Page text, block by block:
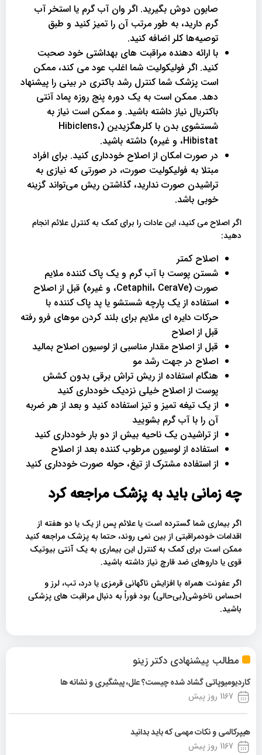
مطالب پیشنهادی دکتر زینو
کاردیومیوپاتی گشاد شده چیست؟ علل، پیشگیری و نشانه ها
1167 روز پیش
هیپرکالمی و نکات مهمی که باید بدانید
1167 روز پیش
صابون دوش بگیرید. اگر وان آب گرم یا استخر آب
گرم دارید، به طور مرتب آن را تمیز کنید و طبق
توصیه‌ها کلر اضافه کنید.
با ارائه دهنده مراقبت های بهداشتی خود صحبت
کنید. اگر فولیکولیت شما اغلب عود می کند، ممکن
است پزشک شما کنترل رشد باکتری در بینی را پیشنهاد
دهد. ممکن است به یک دوره پنج روزه پماد آنتی
باکتریال نیاز داشته باشید. و ممکن است نیاز به
شستشوی بدن با کلرهگزیدین (Hibiclens،
Hibistat، و غیره) داشته باشید.
در صورت امکان از اصلاح خودداری کنید. برای افراد
مبتلا به فولیکولیت صورت، در صورتی که نیازی به
تراشیدن صورت ندارید، گذاشتن ریش می‌تواند گزینه
خوبی باشد.
اگر اصلاح می کنید، این عادات را برای کمک به کنترل علائم انجام
دهید:
اصلاح کمتر
شستن پوست با آب گرم و یک پاک کننده ملایم
صورت (Cetaphil، CeraVe، و غیره) قبل از اصلاح
استفاده از یک پارچه شستشو یا پد پاک کننده با
حرکات دایره ای ملایم برای بلند کردن موهای فرو رفته
قبل از اصلاح
قبل از اصلاح مقدار مناسبی از لوسیون اصلاح بمالید
اصلاح در جهت رشد مو
هنگام استفاده از ریش تراش برقی بدون کشش
پوست از اصلاح خیلی نزدیک خودداری کنید
از یک تیغه تمیز و تیز استفاده کنید و بعد از هر ضربه
آن را با آب گرم بشویید
از تراشیدن یک ناحیه بیش از دو بار خودداری کنید
استفاده از لوسیون مرطوب کننده بعد از اصلاح
از استفاده مشترک از تیغ، حوله صورت خودداری کنید
چه زمانی باید به پزشک مراجعه کرد
اگر بیماری شما گسترده است یا علائم پس از یک یا دو هفته از
اقدامات خودمراقبتی از بین نمی روند، حتما به پزشک مراجعه کنید
ممکن است برای کمک به کنترل این بیماری به یک آنتی بیوتیک
قوی یا داروهای ضد قارچ نیاز داشته باشید.
اگر عفونت همراه با افزایش ناگهانی قرمزی یا درد، تب، لرز و
احساس ناخوشی(بی‌حالی) بود فوراً به دنبال مراقبت های پزشکی
باشید.